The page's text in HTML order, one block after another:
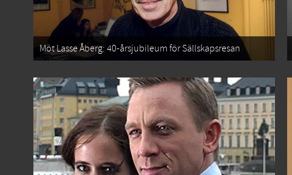
Möt Lasse Åberg: 40-årsjubileum för Sällskapsresan